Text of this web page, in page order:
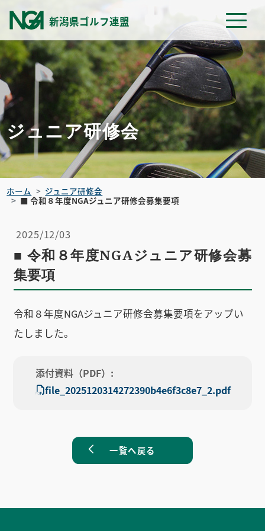
新潟県ゴルフ連盟
ジュニア研修会
ホーム
ジュニア研修会
■ 令和８年度NGAジュニア研修会募集要項
2025/12/03
■ 令和８年度NGAジュニア研修会募
集要項
令和８年度NGAジュニア研修会募集要項をアップい
たしました。
添付資料（PDF）:
file_2025120314272390b4e6f3c8e7_2.pdf
一覧へ戻る